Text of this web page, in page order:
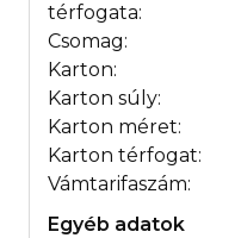
térfogata:
Csomag:
Karton:
Karton súly:
Karton méret:
Karton térfogat:
Vámtarifaszám:
Egyéb adatok